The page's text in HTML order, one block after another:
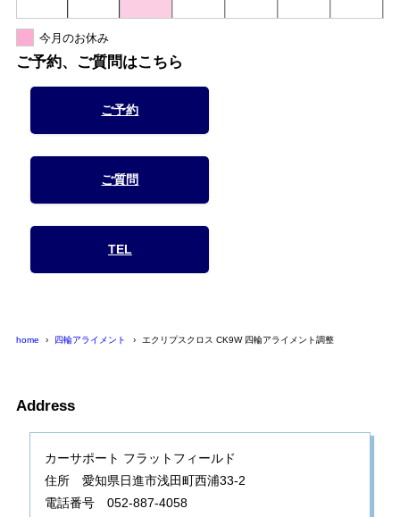
今月のお休み
ご予約、ご質問はこちら
ご予約
ご質問
TEL
home 四輪アライメント エクリプスクロス CK9W 四輪アライメント調整
Address
カーサポート フラットフィールド
住所 愛知県日進市浅田町西浦33-2
電話番号 052-887-4058